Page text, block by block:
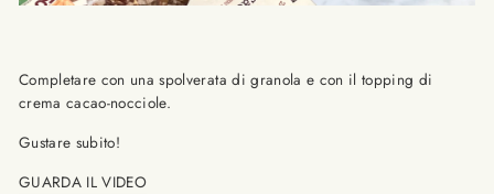
Completare con una spolverata di granola e con il topping di
crema cacao-nocciole.
Gustare subito!
GUARDA IL VIDEO